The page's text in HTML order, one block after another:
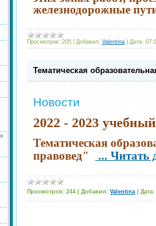
железнодорожные
Просмотров: 205 Добавил: Valentina Дата:
Тематическая
Новости
2022 - 2023
Тематическая
правовед"
... Читать
Просмотров: 244 Добавил: Valentina Дата: